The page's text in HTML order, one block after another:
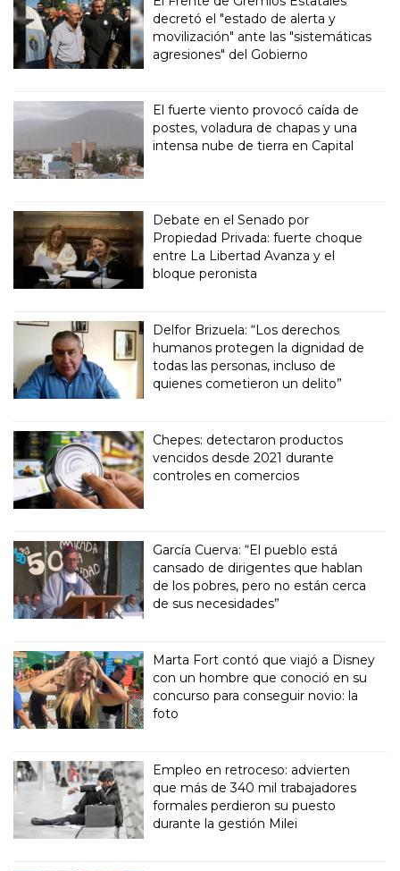
decretó el "estado de alerta y
movilización" ante las "sistemáticas
agresiones" del Gobierno
El fuerte viento provocó caída de
postes, voladura de chapas y una
intensa nube de tierra en Capital
Debate en el Senado por
Propiedad Privada: fuerte choque
entre La Libertad Avanza y el
bloque peronista
Delfor Brizuela: “Los derechos
humanos protegen la dignidad de
todas las personas, incluso de
quienes cometieron un delito”
Chepes: detectaron productos
vencidos desde 2021 durante
controles en comercios
García Cuerva: “El pueblo está
cansado de dirigentes que hablan
de los pobres, pero no están cerca
de sus necesidades”
Marta Fort contó que viajó a Disney
con un hombre que conoció en su
concurso para conseguir novio: la
foto
Empleo en retroceso: advierten
que más de 340 mil trabajadores
formales perdieron su puesto
durante la gestión Milei